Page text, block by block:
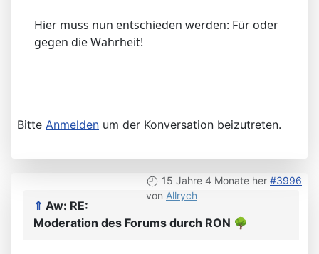
Hier muss nun entschieden werden: Für oder
gegen die Wahrheit!
Bitte Anmelden um der Konversation beizutreten.
15 Jahre 4 Monate her #3996
von Allrych
⇑ Aw: RE:
Moderation des Forums durch RON 🌳